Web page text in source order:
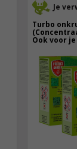
Je
Turbo
Ook voor